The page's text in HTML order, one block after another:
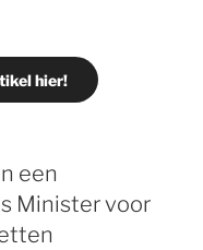
hier!
een
Minister voor